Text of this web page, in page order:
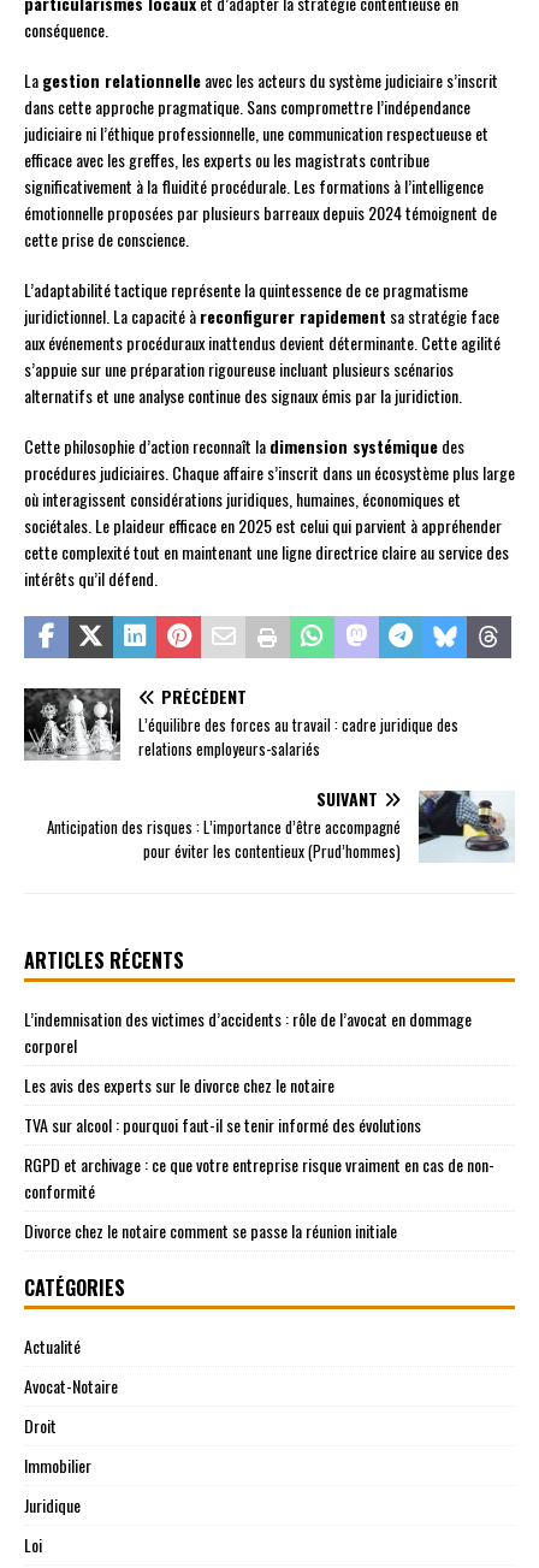
conséquence.
Lagestion relationnelleavec les acteurs du système judiciaire s’inscrit
dans cette approche pragmatique. Sans compromettre l’indépendance
judiciaire ni l’éthique professionnelle, une communication respectueuse et
efficace avec les greffes, les experts ou les magistrats contribue
significativement à la fluidité procédurale. Les formations à l’intelligence
émotionnelle proposées par plusieurs barreaux depuis 2024 témoignent de
cette prise de conscience.
L’adaptabilité tactique représente la quintessence de ce pragmatisme
juridictionnel. La capacité àreconfigurer rapidement sa stratégie face
aux événements procéduraux inattendus devient déterminante. Cette agilité
s’appuie sur une préparation rigoureuse incluant plusieurs scénarios
alternatifs et une analyse continue des signaux émis par la juridiction.
Cette philosophie d’action reconnaît ladimension systémiquedes
procédures judiciaires. Chaque affaire s’inscrit dans un écosystème plus large
où interagissent considérations juridiques, humaines, économiques et
sociétales. Le plaideur efficace en 2025 est celui qui parvient à appréhender
cette complexité tout en maintenant une ligne directrice claire au service des
intérêts qu’il défend.
PRÉCÉDENT
L’équilibre des forces au travail : cadre juridique des
relations employeurs-salariés
SUIVANT
Anticipation des risques : L’importance d’être accompagné
pour éviter les contentieux (Prud’hommes)
ARTICLES RÉCENTS
L’indemnisation des victimes d’accidents : rôle de l’avocat en dommage
corporel
Les avis des experts sur le divorce chez le notaire
TVA sur alcool : pourquoi faut-il se tenir informé des évolutions
RGPD et archivage : ce que votre entreprise risque vraiment en cas de non-
conformité
Divorce chez le notaire comment se passe la réunion initiale
CATÉGORIES
Actualité
Avocat-Notaire
Droit
Immobilier
Juridique
Loi